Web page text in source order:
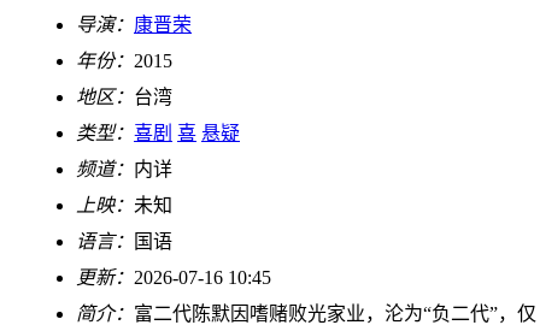
导演： 康晋荣
年份： 2015
地区： 台湾
类型： 喜剧 喜 悬疑
频道： 内详
上映： 未知
语言：
国语
更新： 2026-07-16 10:45
简介： 富二代陈默因嗜赌败光家业，沦为“负二代”，仅